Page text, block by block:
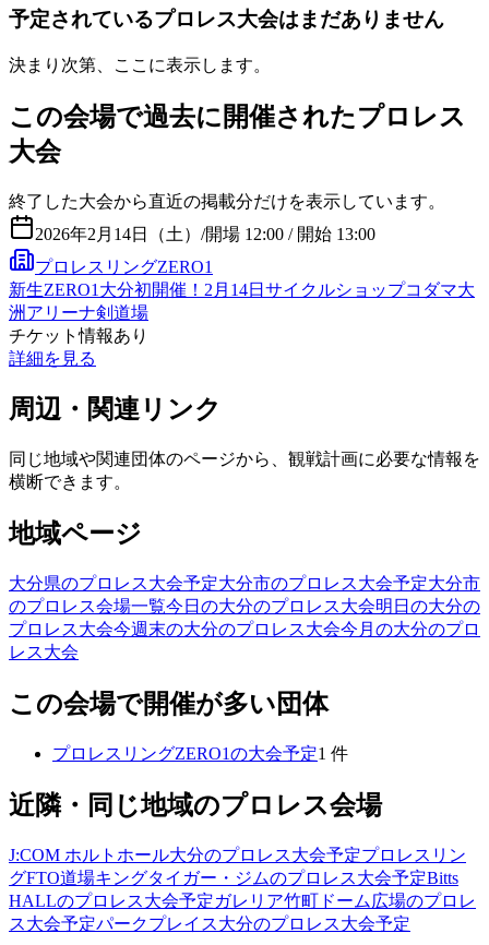
予定されているプロレス大会はまだありません
決まり次第、ここに表示します。
この会場で過去に開催されたプロレス
大会
終了した大会から直近の掲載分だけを表示しています。
2026年2月14日（土） /開場 12:00 / 開始 13:00
プロレスリングZERO1
新生ZERO1大分初開催！2月14日サイクルショップコダマ大
洲アリーナ剣道場
チケット情報あり
詳細を見る
周辺・関連リンク
同じ地域や関連団体のページから、観戦計画に必要な情報を
横断できます。
地域ページ
大分県のプロレス大会予定大分市のプロレス大会予定大分市
のプロレス会場一覧今日の大分のプロレス大会明日の大分の
プロレス大会今週末の大分のプロレス大会今月の大分のプロ
レス大会
この会場で開催が多い団体
プロレスリングZERO1の大会予定1 件
近隣・同じ地域のプロレス会場
J:COM ホルトホール大分のプロレス大会予定プロレスリン
グFTO道場キングタイガー・ジムのプロレス大会予定Bitts
HALLのプロレス大会予定ガレリア竹町ドーム広場のプロレ
ス大会予定パークプレイス大分のプロレス大会予定